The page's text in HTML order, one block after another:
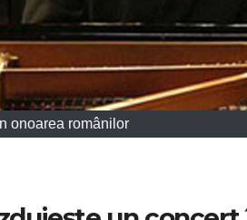
onoarea românilor